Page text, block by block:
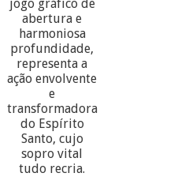
jogo gráfico de
abertura e
harmoniosa
profundidade,
representa a
ação envolvente
e
transformadora
do Espírito
Santo, cujo
sopro vital
tudo recria.